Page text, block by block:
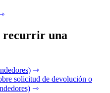
recurrir una
⇾
solicitud de devolución o
⇾